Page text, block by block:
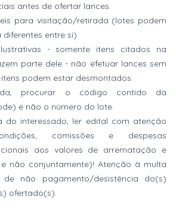
antes de ofertar lances.
para visitação/retirada (lotes podem
entre si).
- somente itens citados na
parte dele - não efetuar lances sem
podem estar desmontados.
procurar o código contido da
e não o número do lote.
do interessado, ler edital com atenção
comissões e despesas
aos valores de arrematação e
não conjuntamente)! Atenção à multa
não pagamento/desistência do(s)
ofertado(s).